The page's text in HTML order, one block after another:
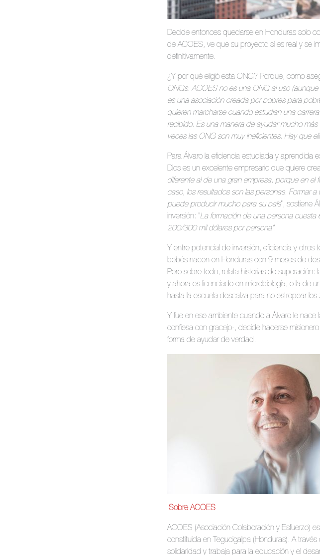
Decide entonces quedarse en Honduras solo
de ACOES, ve que su proyecto sí es real y se
definitivamente.
¿Y por qué eligió esta ONG? Porque, como
ONGs. ACOES no es una ONG al uso
es una asociación creada por pobres para
quieren marcharse cuando estudian una
recibido. Es una manera de ayudar mucho
veces las ONG son muy ineficientes. Hay que
Para Álvaro la eficiencia estudiada y
Dios es un excelente empresario que quiere
diferente al de una gran empresa, porque en el
caso, los resultados son las personas. Formar
puede producir mucho para su país”, sostiene
inversión: “La formación de una persona
200/300 mil dólares por persona”.
Y entre potencial de inversión, eficiencia y
bebés nacen en Honduras con 9 meses de
Pero sobre todo, relata historias de
y ahora es licenciado en microbiología, o la de
hasta la escuela descalza para no estropear
Y fue en ese ambiente cuando a Álvaro le nace
confiesa con gracejo-, decide hacerse
forma de ayudar de verdad.
Sobre ACOES
ACOES (Asociación Colaboración y Esfuerzo)
constituida en Tegucigalpa (Honduras). A
solidaridad y trabaja para la educación y el